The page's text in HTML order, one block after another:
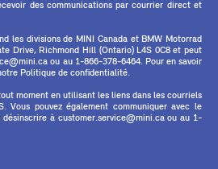
des communications par courrier direct et
les divisions de MINI Canada et BMW Motorrad
Drive, Richmond Hill (Ontario) L4S 0C8 et peut
ou au 1-866-378-6464. Pour en savoir
Politique de confidentialité.
moment en utilisant les liens dans les courriels
Vous pouvez également communiquer avec le
à customer.service@mini.ca ou au 1-